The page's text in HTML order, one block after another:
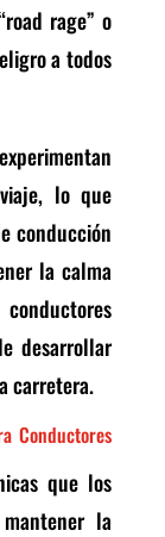
rage” o
a todos
lo que
conducción
la calma
desarrollar
carretera.
Conductores
que los
la